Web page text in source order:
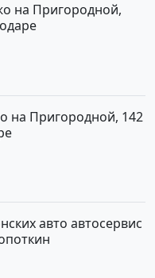
на Пригородной,
на Пригородной, 142
авто автосервис